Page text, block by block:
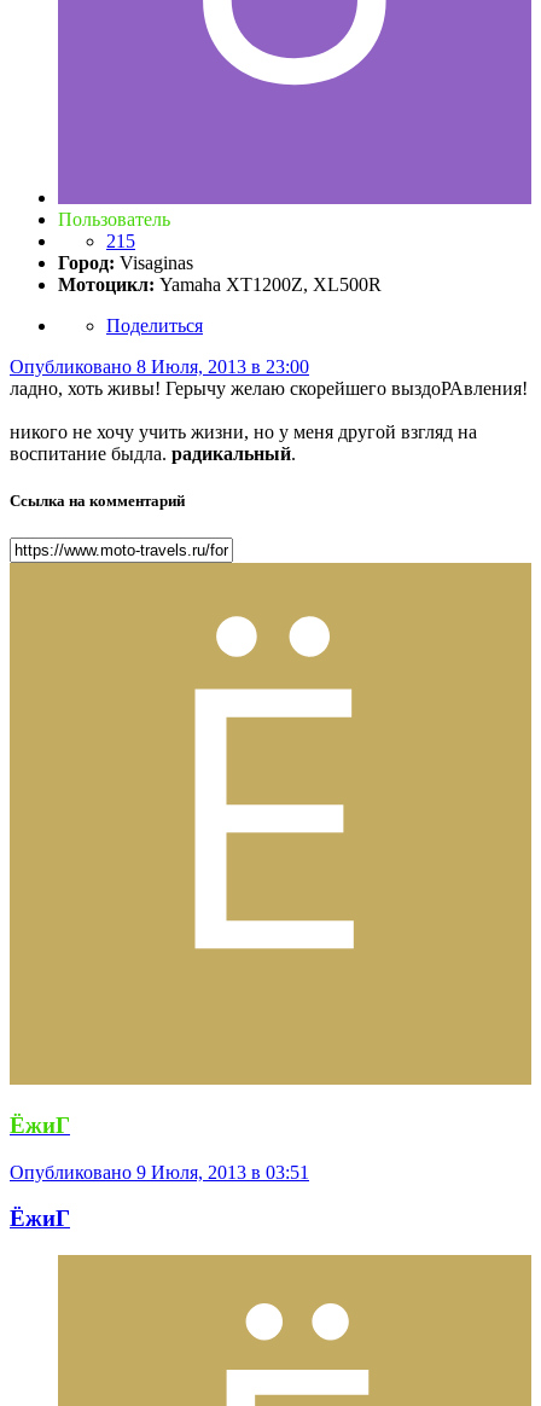
Пользователь
215
Город: Visaginas
Мотоцикл: Yamaha XT1200Z, XL500R
Поделиться
Опубликовано 8 Июля, 2013 в 23:00
ладно, хоть живы! Герычу желаю скорейшего выздоРАвления!
никого не хочу учить жизни, но у меня другой взгляд на
воспитание быдла. радикальный.
Ссылка на комментарий
ЁжиГ
Опубликовано 9 Июля, 2013 в 03:51
ЁжиГ